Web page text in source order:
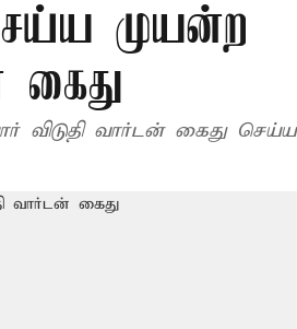
முயன்ற
கைது
விடுதி வார்டன் கைது